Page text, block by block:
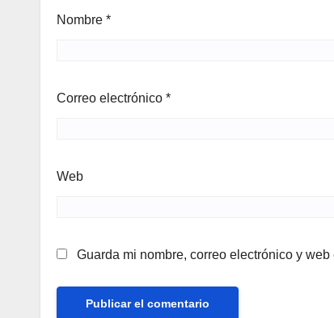
Nombre *
Correo electrónico *
Web
Guarda mi nombre, correo electrónico y